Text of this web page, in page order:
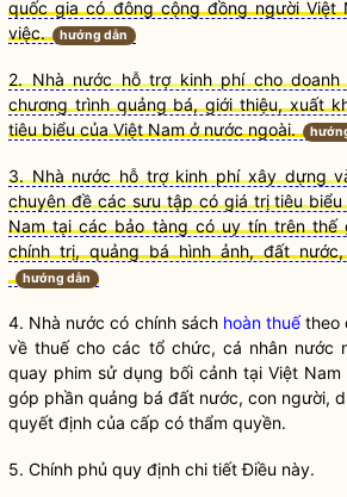
quốc gia có đông cộng đồng người Việt
việc.
hướng dẫn
2. Nhà nước hỗ trợ kinh phí cho
chương trình quảng bá, giới thiệu, xuất
tiêu biểu của Việt Nam ở nước ngoài.
3. Nhà nước hỗ trợ kinh phí xây dựng
chuyên đề các sưu tập có giá trị tiêu
Nam tại các bảo tàng có uy tín trên thế
chính trị, quảng bá hình ảnh, đất
hướng dẫn
4. Nhà nước có chính sách hoàn thuếtheo
về thuế cho các tổ chức, cá nhân nước
quay phim sử dụng bối cảnh tại Việt
góp phần quảng bá đất nước, con người,
quyết định của cấp có thẩm quyền.
5. Chính phủ quy định chi tiết Điều này.